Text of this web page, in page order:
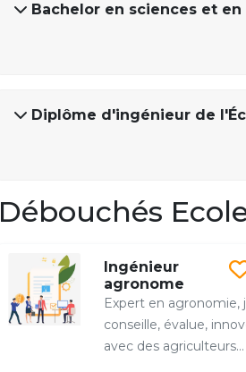
Bachelor en sciences et
Diplôme d'ingénieur de
Débouchés
Ingénieur
agronome
Expert en agronomie,
conseille, évalue,
avec des agriculteurs...